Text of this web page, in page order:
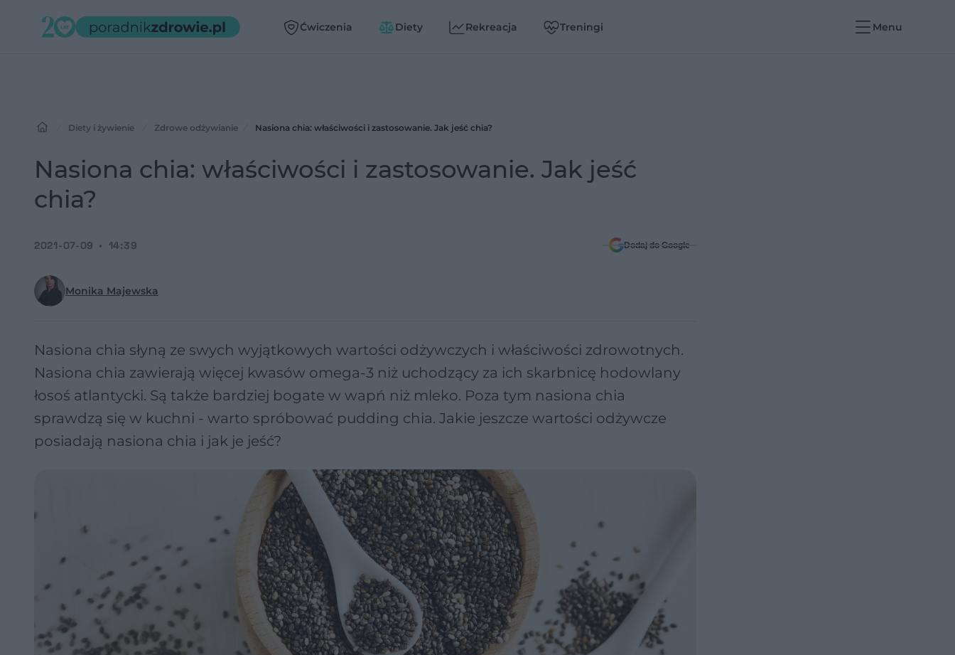
Ćwiczenia Diety Rekreacja Treningi Menu
Diety i żywienie Zdrowe odżywianie Nasiona chia: właściwości i zastosowanie. Jak jeść chia?
Nasiona chia: właściwości i zastosowanie. Jak jeść
chia?
Monika Majewska
2021-07-09 14:39 Dodaj do Google
Nasiona chia słyną ze swych wyjątkowych wartości odżywczych i właściwości zdrowotnych.
Nasiona chia zawierają więcej kwasów omega-3 niż uchodzący za ich skarbnicę hodowlany
łosoś atlantycki. Są także bardziej bogate w wapń niż mleko. Poza tym nasiona chia
sprawdzą się w kuchni - warto spróbować pudding chia. Jakie jeszcze wartości odżywcze
posiadają nasiona chia i jak je jeść?